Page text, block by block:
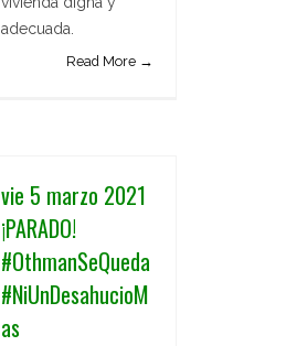
adecuada.
Read More →
vie 5 marzo 2021
¡PARADO!
#OthmanSeQueda
#NiUnDesahucioM
as